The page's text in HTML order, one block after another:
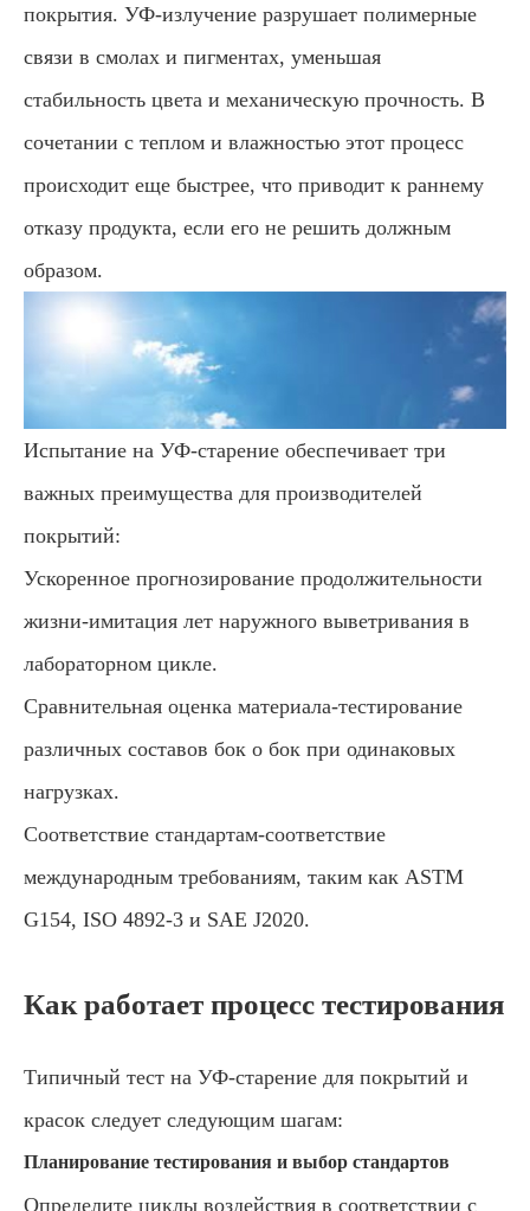
покрытия. УФ-излучение разрушает полимерные
связи в смолах и пигментах, уменьшая
стабильность цвета и механическую прочность. В
сочетании с теплом и влажностью этот процесс
происходит еще быстрее, что приводит к раннему
отказу продукта, если его не решить должным
образом.
Испытание на УФ-старение обеспечивает три
важных преимущества для производителей
покрытий:
Ускоренное прогнозирование продолжительности
жизни-имитация лет наружного выветривания в
лабораторном цикле.
Сравнительная оценка материала-тестирование
различных составов бок о бок при одинаковых
нагрузках.
Соответствие стандартам-соответствие
международным требованиям, таким как ASTM
G154, ISO 4892-3 и SAE J2020.
Как работает процесс тестирования
Типичный тест на УФ-старение для покрытий и
красок следует следующим шагам:
Планирование тестирования и выбор стандартов
Определите циклы воздействия в соответствии с